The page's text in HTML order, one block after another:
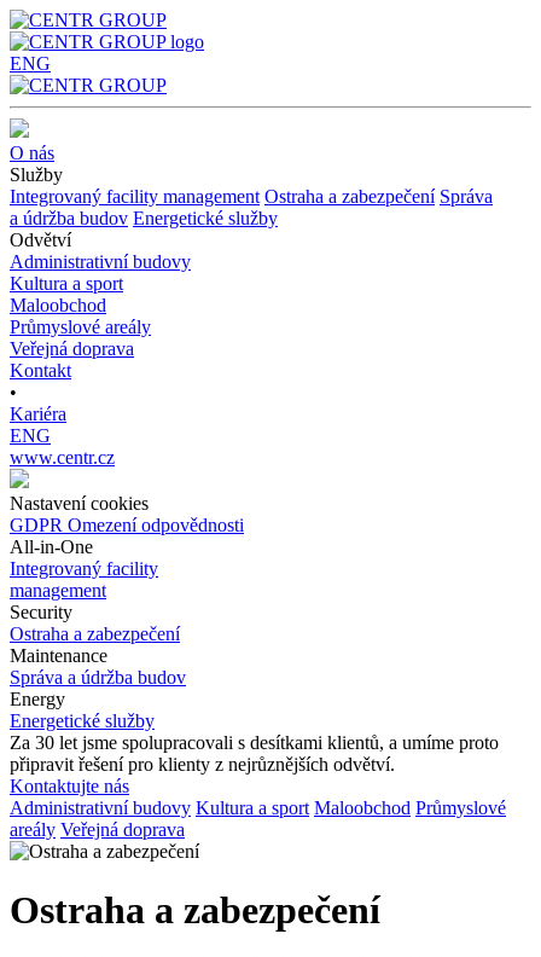
ENG
O nás
Služby
Integrovaný facility management Ostraha a zabezpečení Správa
a údržba budov Energetické služby
Odvětví
Administrativní budovy
Kultura a sport
Maloobchod
Průmyslové areály
Veřejná doprava
Kontakt
•
Kariéra
ENG
www.centr.cz
Nastavení cookies
GDPR Omezení odpovědnosti
All-in-One
Integrovaný facility
management
Security
Ostraha a zabezpečení
Maintenance
Správa a údržba budov
Energy
Energetické služby
Za 30 let jsme spolupracovali s desítkami klientů, a umíme proto
připravit řešení pro klienty z nejrůznějších odvětví.
Kontaktujte nás
Administrativní budovy Kultura a sport Maloobchod Průmyslové
areály Veřejná doprava
Ostraha a zabezpečení